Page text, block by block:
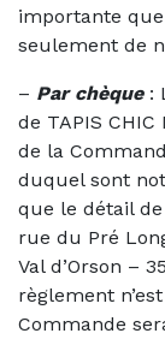
importante
seulement de
– Par chèque:
de TAPIS
de la
duquel sont
que le détail de
rue du Pré
Val d’Orson –
règlement
Commande